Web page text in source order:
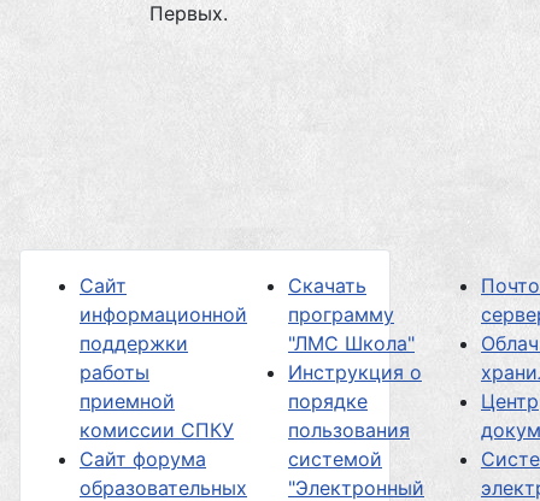
Первых.
Сайт
информационной
поддержки
работы
приемной
комиссии СПКУ
Сайт форума
образовательных
Скачать
программу
"ЛМС Школа"
Инструкция о
порядке
пользования
системой
"Электронный
Центр